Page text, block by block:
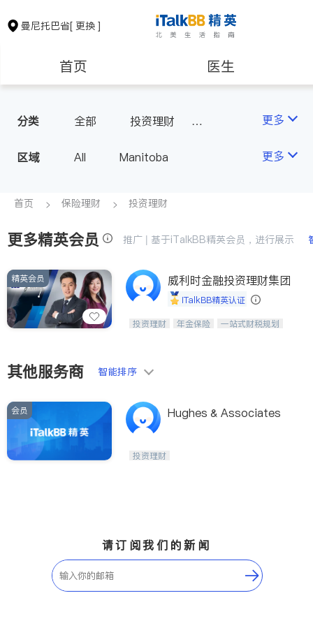
曼尼托巴省[ 更换 ]
首页 医生
会计师
分类 全部
投资理财
更多
区域 All Manitoba 更多
首页 保险理财 投资理财
更多精英会员 推广 | 基于iTalkBB精英会员，进行展示
精英会员 威利时金融投资理财集团
iTalkBB精英认证
威利时金融集团秉持诚信，提供固定收
投资理财 年金保险
一站式财税规划
长期护理医疗保险
个人保险
其他服务商 智能排序
会员 Hughes & Associates
投资理财
请订阅我们的新闻